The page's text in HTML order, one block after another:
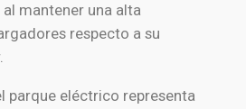
mantener una alta
respecto a su
parque eléctrico representa